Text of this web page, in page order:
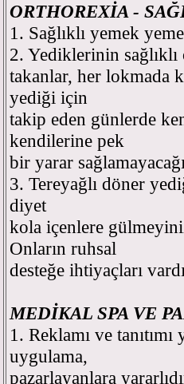
ORTHOREXİA -
1. Sağlıklı yemek
2. Yediklerinin sağlıklı
takanlar, her lokmada
yediği için
takip eden günlerde
kendilerine pek
bir yarar
3. Tereyağlı döner
diyet
kola içenlere
Onların ruhsal
desteğe ihtiyaçları
MEDİKAL SPA VE
1. Reklamı ve
uygulama,
pazarlayanlara